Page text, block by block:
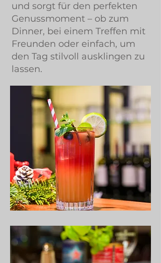
und sorgt für den perfekten
Genussmoment – ob zum
Dinner, bei einem Treffen mit
Freunden oder einfach, um
den Tag stilvoll ausklingen zu
lassen.